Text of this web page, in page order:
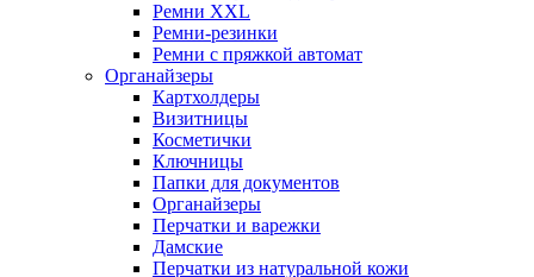
Ремни XXL
Ремни-резинки
Ремни с пряжкой автомат
Органайзеры
Картхолдеры
Визитницы
Косметички
Ключницы
Папки для документов
Органайзеры
Перчатки и варежки
Дамские
Перчатки из натуральной кожи